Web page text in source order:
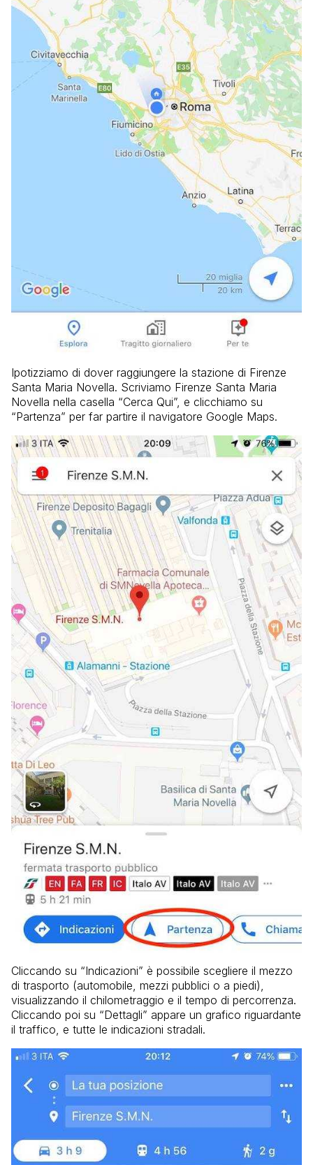
Ipotizziamo di dover raggiungere la stazione di Firenze
Santa Maria Novella. Scriviamo Firenze Santa Maria
Novella nella casella “Cerca Qui”, e clicchiamo su
“Partenza” per far partire il navigatore Google Maps.
Cliccando su “Indicazioni” è possibile scegliere il mezzo
di trasporto (automobile, mezzi pubblici o a piedi),
visualizzando il chilometraggio e il tempo di percorrenza.
Cliccando poi su “Dettagli” appare un grafico riguardante
il traffico, e tutte le indicazioni stradali.